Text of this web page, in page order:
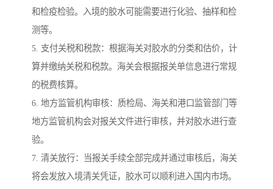
和检疫检验。入境的胶水可能需要进行化验、抽样和检
测等。
5. 支付关税和税款：根据海关对胶水的分类和估价，计
算并缴纳关税和税款。海关会根据报关单信息进行常规
的税费核算。
6. 地方监管机构审核：质检局、海关和港口监管部门等
地方监管机构会对报关文件进行审核，并对胶水进行查
验。
7. 清关放行：当报关手续全部完成并通过审核后，海关
将会发放入境清关凭证，胶水可以顺利进入国内市场。